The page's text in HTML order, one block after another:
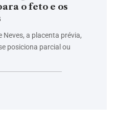
o feto e os
a placenta prévia,
posiciona parcial ou